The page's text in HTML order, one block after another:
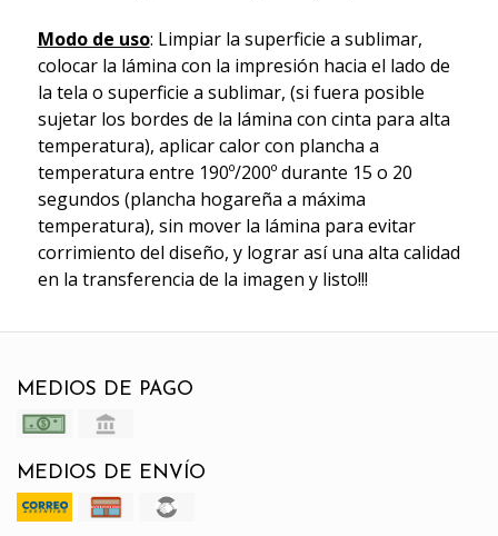
Modo de uso: Limpiar la superficie a sublimar,
colocar la lámina con la impresión hacia el lado de
la tela o superficie a sublimar, (si fuera posible
sujetar los bordes de la lámina con cinta para alta
temperatura), aplicar calor con plancha a
temperatura entre 190º/200º durante 15 o 20
segundos (plancha hogareña a máxima
temperatura), sin mover la lámina para evitar
corrimiento del diseño, y lograr así una alta calidad
en la transferencia de la imagen y listo!!!
MEDIOS DE PAGO
MEDIOS DE ENVÍO